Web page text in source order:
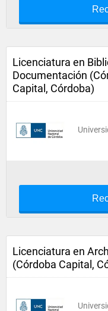
Licenciatura en
Documentación
Capital, Córdoba)
Licenciatura en
(Córdoba Capital,